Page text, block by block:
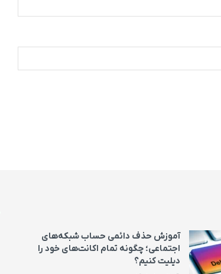
آموزش حذف دائمی حساب شبکه‌های
اجتماعی؛ چگونه تمام اکانت‌های خود را
دیلیت کنیم؟